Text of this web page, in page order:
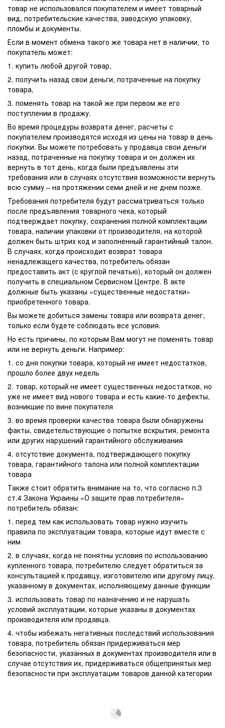
товар не использовался покупателем и имеет товарный
вид, потребительские качества, заводскую упаковку,
пломбы и документы.
Если в момент обмена такого же товара нет в наличии, то
покупатель может:
1. купить любой другой товар,
2. получить назад свои деньги, потраченные на покупку
товара,
3. поменять товар на такой же при первом же его
поступлении в продажу.
Во время процедуры возврата денег, расчеты с
покупателем производятся исходя из цены на товар в день
покупки. Вы можете потребовать у продавца свои деньги
назад, потраченные на покупку товара и он должен их
вернуть в тот день, когда были предъявлены эти
требования или в случаях отсутствия возможности вернуть
всю сумму – на протяжении семи дней и не днем позже.
Требования потребителя будут рассматриваться только
после предъявления товарного чека, который
подтверждает покупку, сохранения полной комплектации
товара, наличии упаковки от производителя, на которой
должен быть штрих код и заполненный гарантийный талон.
В случаях, когда происходит возврат товара
ненадлежащего качества, потребитель обязан
предоставить акт (с круглой печатью), который он должен
получить в специальном Сервисном Центре. В акте
должные быть указаны «существенные недостатки»
приобретенного товара.
Вы можете добиться замены товара или возврата денег,
только если будете соблюдать все условия.
Но есть причины, по которым Вам могут не поменять товар
или не вернуть деньги. Например:
1. со дня покупки товара, который не имеет недостатков,
прошло более двух недель
2. товар, который не имеет существенных недостатков, но
уже не имеет вид нового товара и есть какие-то дефекты,
возникшие по вине покупателя
3. во время проверки качества товара были обнаружены
факты, свидетельствующие о попытке вскрытия, ремонта
или других нарушений гарантийного обслуживания
4. отсутствие документа, подтверждающего покупку
товара, гарантийного талона или полной комплектации
товара
Также стоит обратить внимание на то, что согласно п.3
ст.4 Закона Украины «О защите прав потребителя»
потребитель обязан:
1. перед тем как использовать товар нужно изучить
правила по эксплуатации товара, которые идут вместе с
ним
2. в случаях, когда не понятны условия по использованию
купленного товара, потребителю следует обратиться за
консультацией к продавцу, изготовителю или другому лицу,
указанному в документах, исполняющему данные функции
3. использовать товар по назначению и не нарушать
условий эксплуатации, которые указаны в документах
производителя или продавца.
4. чтобы избежать негативных последствий использования
товара, потребитель обязан придерживаться мер
безопасности, указанных в документах производителя или в
случае отсутствия их, придерживаться общепринятых мер
безопасности при эксплуатации товаров данной категории